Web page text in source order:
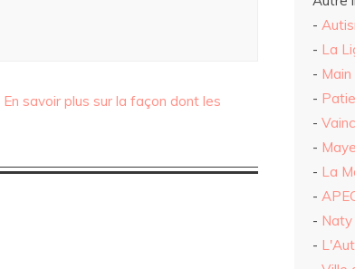
En savoir plus sur la façon dont les
-
- La
-
-
-
-
- La
-
-
-